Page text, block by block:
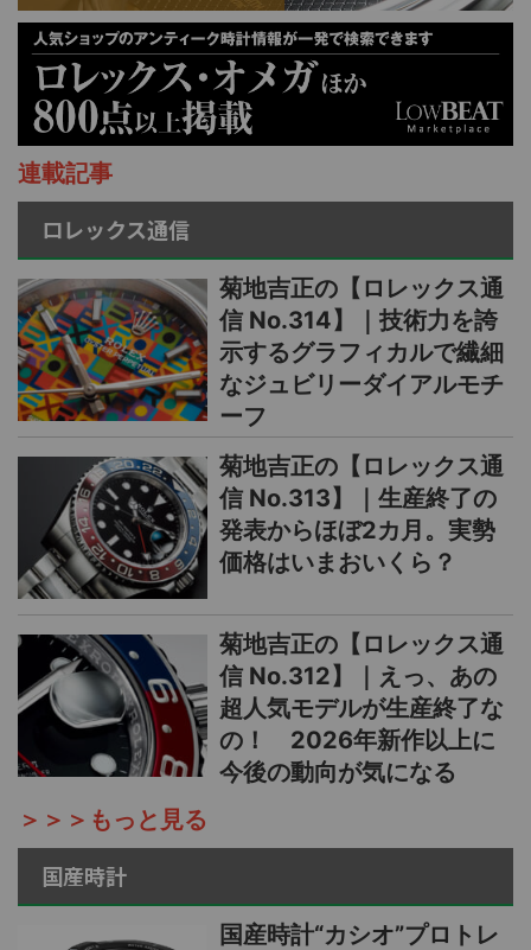
連載記事
ロレックス通信
菊地吉正の【ロレックス通
信 No.314】｜技術力を誇
示するグラフィカルで繊細
なジュビリーダイアルモチ
ーフ
菊地吉正の【ロレックス通
信 No.313】｜生産終了の
発表からほぼ2カ月。実勢
価格はいまおいくら？
菊地吉正の【ロレックス通
信 No.312】｜えっ、あの
超人気モデルが生産終了な
の！ 2026年新作以上に
今後の動向が気になる
＞＞＞もっと見る
国産時計
国産時計“カシオ”プロトレ